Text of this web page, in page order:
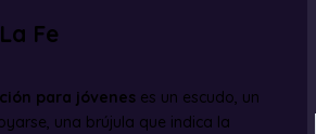
Fe
para jóveneses un escudo, un
una brújula que indica la